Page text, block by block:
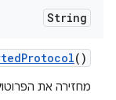
String
Protocol()
מחזירה את